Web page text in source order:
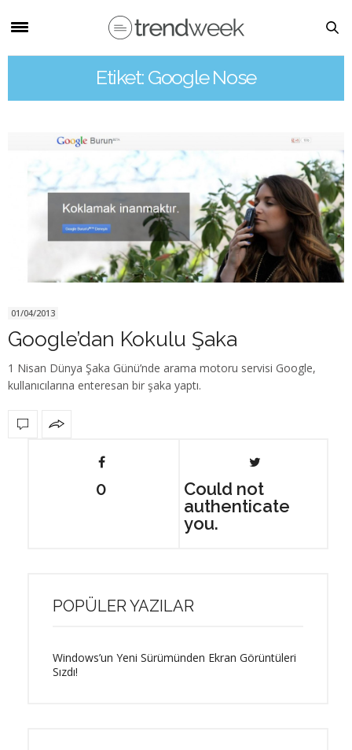
Etiket: Google Nose
01/04/2013
Google’dan Kokulu Şaka
1 Nisan Dünya Şaka Günü’nde arama motoru servisi Google,
kullanıcılarına enteresan bir şaka yaptı.
0
Could not
authenticate
you.
POPÜLER YAZILAR
Windows’un Yeni Sürümünden Ekran Görüntüleri
Sızdı!